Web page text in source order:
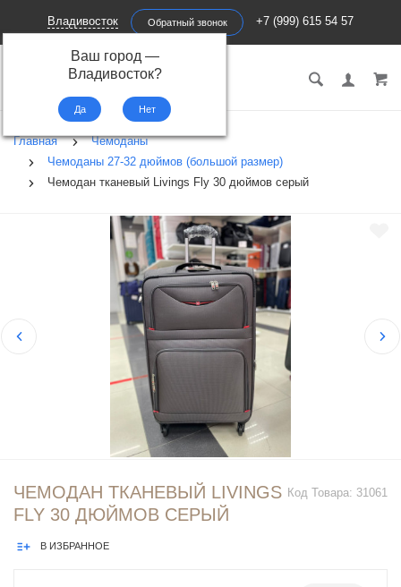
Владивосток
Ваш город —
Владивосток?
Обратный звонок +7 (999) 615 54 57
ПЕРВЫЙ
ЧЕМОДАН
Главная
Чемоданы
Чемоданы 27-32 дюймов (большой размер)
Чемодан тканевый Livings Fly 30 дюймов серый
Код Товара: 31061
ЧЕМОДАН ТКАНЕВЫЙ LIVINGS
FLY 30 ДЮЙМОВ СЕРЫЙ
В ИЗБРАННОЕ